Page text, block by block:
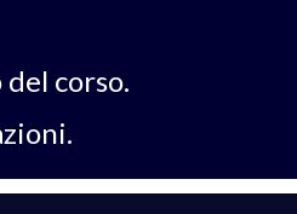
corso.